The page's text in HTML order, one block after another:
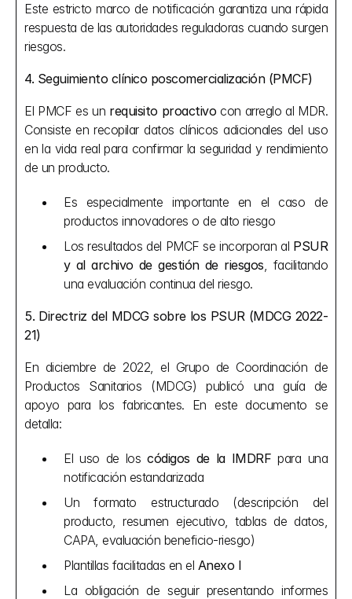
Este estricto marco de notificación garantiza una rápida
respuesta de las autoridades reguladoras cuando surgen
riesgos.
4. Seguimiento clínico poscomercialización (PMCF)
El PMCF es un requisito proactivo con arreglo al MDR.
Consiste en recopilar datos clínicos adicionales del uso
en la vida real para confirmar la seguridad y rendimiento
de un producto.
Es especialmente importante en el caso de
productos innovadores o de alto riesgo
Los resultados del PMCF se incorporan al PSUR
y al archivo de gestión de riesgos, facilitando
una evaluación continua del riesgo.
5. Directriz del MDCG sobre los PSUR (MDCG 2022-
21)
En diciembre de 2022, el Grupo de Coordinación de
Productos Sanitarios (MDCG) publicó una guía de
apoyo para los fabricantes. En este documento se
detalla:
El uso de los códigos de la IMDRF para una
notificación estandarizada
Un formato estructurado (descripción del
producto, resumen ejecutivo, tablas de datos,
CAPA, evaluación beneficio-riesgo)
Plantillas facilitadas en el Anexo I
La obligación de seguir presentando informes